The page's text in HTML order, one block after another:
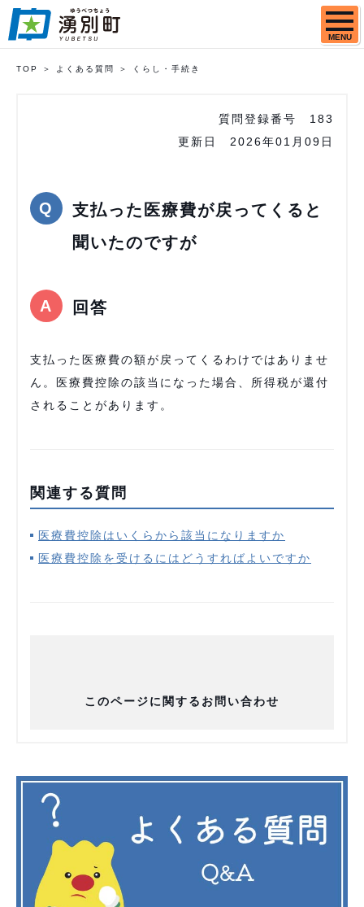
MENU
TOP よくある質問 くらし・手続き
質問登録番号
183
更新日
2026年01月09日
支払った医療費が戻ってくると
聞いたのですが
回答
支払った医療費の額が戻ってくるわけではありませ
ん。医療費控除の該当になった場合、所得税が還付
されることがあります。
関連する質問
医療費控除はいくらから該当になりますか
医療費控除を受けるにはどうすればよいですか
このページに関するお問い合わせ